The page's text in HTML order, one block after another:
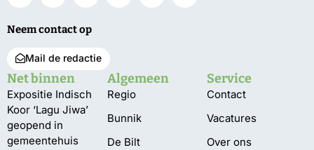
Neem contact op
Mail de redactie
Net binnen
Expositie Indisch
Koor ‘Lagu Jiwa’
geopend in
gemeentehuis
Algemeen
Regio
Bunnik
De Bilt
Service
Contact
Vacatures
Over ons